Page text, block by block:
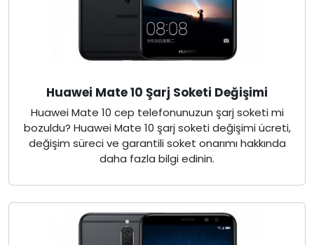
Huawei Mate 10 Şarj Soketi Değişimi
Huawei Mate 10 cep telefonunuzun şarj soketi mi
bozuldu? Huawei Mate 10 şarj soketi değişimi ücreti,
değişim süreci ve garantili soket onarımı hakkında
daha fazla bilgi edinin.